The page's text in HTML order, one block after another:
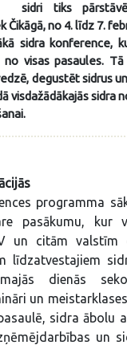
sidri tiks
Čikāgā, no 4. līdz 7.
sidra konference,
visas pasaules.
degustēt sidrus
visdažādākajās sidra
programma
pasākumu, kur
un citām valstīm
līdzatvestajiem
dienās
un
sidra ābolu
un